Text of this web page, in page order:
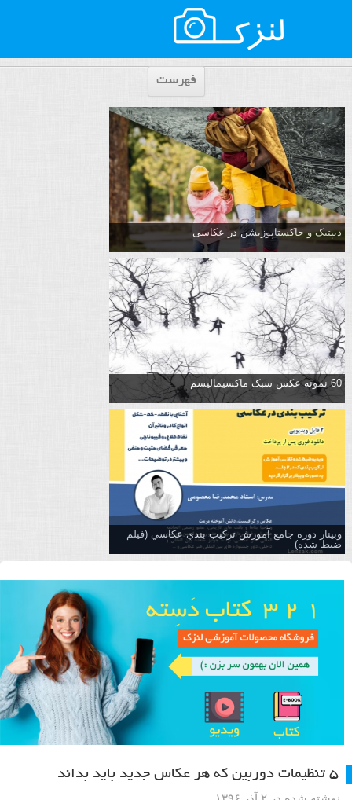
فهرست
دیپتیک و جاکستا‌پوزیشن در عکاسی
60 نمونه عکس سبک ماکسیمالیسم
وبینار دوره جامع آموزش تركيب بندي عكاسي (فیلم
ضبط شده)
۵ تنظیمات دوربین که هر عکاس جدید باید بداند